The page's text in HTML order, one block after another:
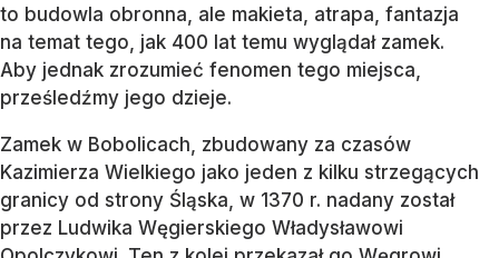
to budowla obronna, ale makieta, atrapa, fantazja
na temat tego, jak 400 lat temu wyglądał zamek.
Aby jednak zrozumieć fenomen tego miejsca,
prześledźmy jego dzieje.
Zamek w Bobolicach, zbudowany za czasów
Kazimierza Wielkiego jako jeden z kilku strzegących
granicy od strony Śląska, w 1370 r. nadany został
przez Ludwika Węgierskiego Władysławowi